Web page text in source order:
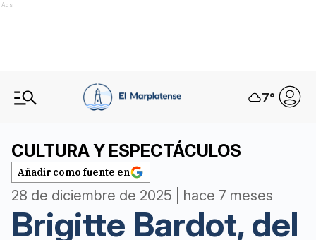
Ads
7°
CULTURA Y ESPECTÁCULOS
Añadir como fuente en
28 de diciembre de 2025 | hace 7 meses
Brigitte Bardot, del